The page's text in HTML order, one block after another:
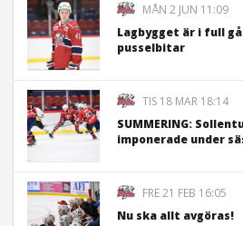
MÅN 2 JUN 11:09
Lagbygget är i full
pusselbitar
TIS 18 MAR 18:14
SUMMERING:
imponerade under
FRE 21 FEB 16:05
Nu ska allt avgöras!